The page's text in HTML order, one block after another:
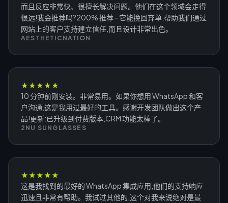
而且反应非常快、很擅长解决问题。他们在这个领域会走得
很远!我会推荐吗?200% 推荐 - 它能挽回弃单,帮助我们通过
网站上的客户支持建立信任,而且设计非常出色。
AESTHETICNATION
★★★★★
10 分钟前刚安装。非常易用。如果你想用 WhatsApp 和客
户沟通,这是我用过最好的工具。感谢开发团队做出这个产
品!更新:已升级到付费版本,CRM 功能太棒了。
2NU SUNGLASSES
★★★★★
这是我找到的最好的 WhatsApp 集成应用,他们的支持响应
迅速且非常有帮助。我试过其他的,这个对我来说绝对是最